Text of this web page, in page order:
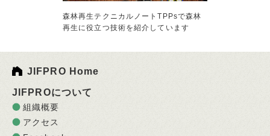
森林再生テクニカルノートTPPsで森林
再生に役立つ技術を紹介しています
JIFPRO Home
JIFPROについて
組織概要
アクセス